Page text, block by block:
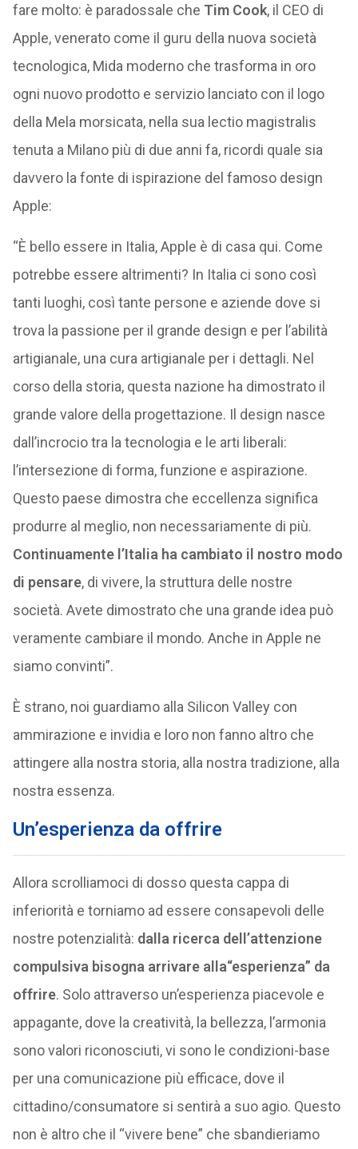
fare molto: è paradossale che Tim Cook, il CEO di
Apple, venerato come il guru della nuova società
tecnologica, Mida moderno che trasforma in oro
ogni nuovo prodotto e servizio lanciato con il logo
della Mela morsicata, nella sua lectio magistralis
tenuta a Milano più di due anni fa, ricordi quale sia
davvero la fonte di ispirazione del famoso design
Apple:
“È bello essere in Italia, Apple è di casa qui. Come
potrebbe essere altrimenti? In Italia ci sono così
tanti luoghi, così tante persone e aziende dove si
trova la passione per il grande design e per l’abilità
artigianale, una cura artigianale per i dettagli. Nel
corso della storia, questa nazione ha dimostrato il
grande valore della progettazione. Il design nasce
dall’incrocio tra la tecnologia e le arti liberali:
l’intersezione di forma, funzione e aspirazione.
Questo paese dimostra che eccellenza significa
produrre al meglio, non necessariamente di più.
Continuamente l’Italia ha cambiato il nostro modo
di pensare, di vivere, la struttura delle nostre
società. Avete dimostrato che una grande idea può
veramente cambiare il mondo. Anche in Apple ne
siamo convinti”.
È strano, noi guardiamo alla Silicon Valley con
ammirazione e invidia e loro non fanno altro che
attingere alla nostra storia, alla nostra tradizione, alla
nostra essenza.
Un’esperienza da offrire
Allora scrolliamoci di dosso questa cappa di
inferiorità e torniamo ad essere consapevoli delle
nostre potenzialità: dalla ricerca dell’attenzione
compulsiva bisogna arrivare alla“esperienza” da
offrire. Solo attraverso un’esperienza piacevole e
appagante, dove la creatività, la bellezza, l’armonia
sono valori riconosciuti, vi sono le condizioni-base
per una comunicazione più efficace, dove il
cittadino/consumatore si sentirà a suo agio. Questo
non è altro che il “vivere bene” che sbandieriamo